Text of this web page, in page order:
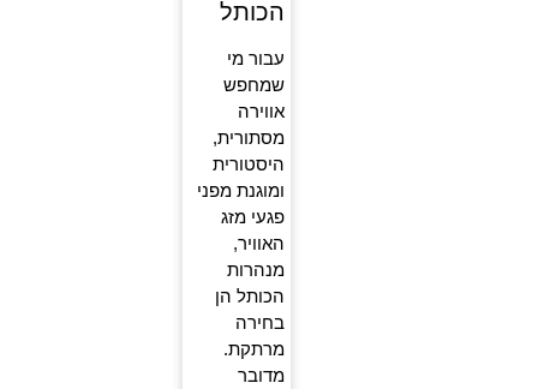
הכותל
עבור מי
שמחפש
אווירה
מסתורית,
היסטורית
ומוגנת מפני
פגעי מזג
האוויר,
מנהרות
הכותל הן
בחירה
מרתקת.
מדובר